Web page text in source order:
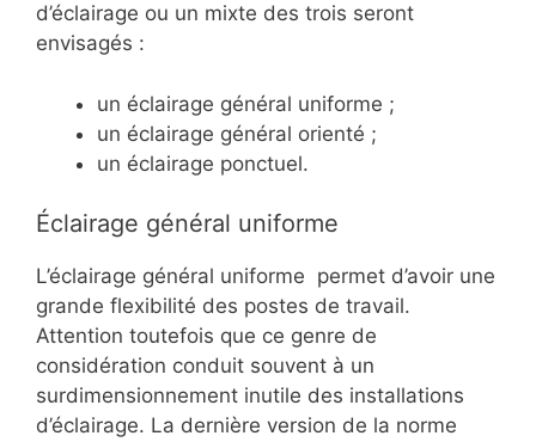
d’éclairage ou un mixte des trois seront
envisagés :
un éclairage général uniforme ;
un éclairage général orienté ;
un éclairage ponctuel.
Éclairage général uniforme
L’éclairage général uniforme permet d’avoir une
grande flexibilité des postes de travail.
Attention toutefois que ce genre de
considération conduit souvent à un
surdimensionnement inutile des installations
d’éclairage. La dernière version de la norme